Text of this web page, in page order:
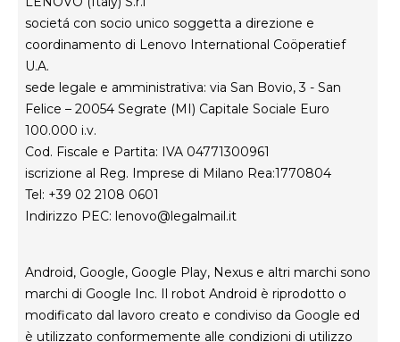
societá con socio unico soggetta a direzione e
coordinamento di Lenovo International Coöperatief
U.A.
sede legale e amministrativa: via San Bovio, 3 - San
Felice – 20054 Segrate (MI) Capitale Sociale Euro
100.000 i.v.
Cod. Fiscale e Partita: IVA 04771300961
iscrizione al Reg. Imprese di Milano Rea:1770804
Tel: +39 02 2108 0601
Indirizzo PEC: lenovo@legalmail.it
Android, Google, Google Play, Nexus e altri marchi sono
marchi di Google Inc. Il robot Android è riprodotto o
modificato dal lavoro creato e condiviso da Google ed
è utilizzato conformemente alle condizioni di utilizzo